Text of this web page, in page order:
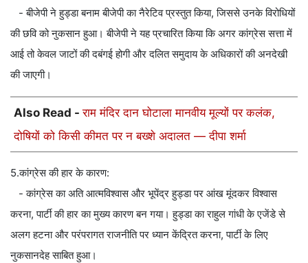
- बीजेपी ने हुड्डा बनाम बीजेपी का नैरेटिव प्रस्तुत किया, जिससे उनके विरोधियों
की छवि को नुकसान हुआ। बीजेपी ने यह प्रचारित किया कि अगर कांग्रेस सत्ता में
आई तो केवल जाटों की दबंगई होगी और दलित समुदाय के अधिकारों की अनदेखी
की जाएगी।
Also Read -राम मंदिर दान घोटाला मानवीय मूल्यों पर कलंक,
दोषियों को किसी कीमत पर न बख्शे अदालत — दीपा शर्मा
5.कांग्रेस की हार के कारण:
- कांग्रेस का अति आत्मविश्वास और भूपेंद्र हुड्डा पर आंख मूंदकर विश्वास
करना, पार्टी की हार का मुख्य कारण बन गया। हुड्डा का राहुल गांधी के एजेंडे से
अलग हटना और परंपरागत राजनीति पर ध्यान केंद्रित करना, पार्टी के लिए
नुकसानदेह साबित हुआ।